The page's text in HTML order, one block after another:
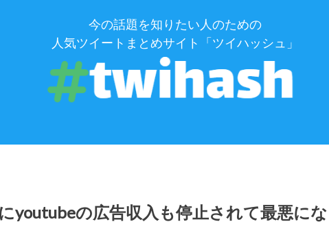
今の話題を知りたい人のための
人気ツイートまとめサイト「ツイハッシュ」
youtubeの広告収入も停止されて最悪に